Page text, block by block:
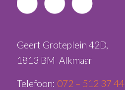
Geert Groteplein 42D,
1813 BM Alkmaar
Telefoon: 072 – 512 37 44